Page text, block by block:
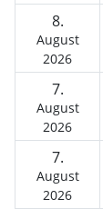
8.
August
2026
7.
August
2026
7.
August
2026